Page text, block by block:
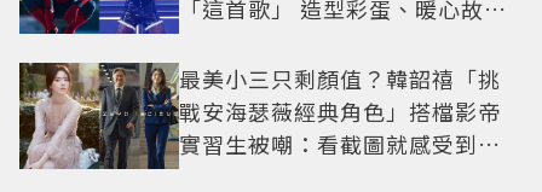
「這首歌」 造型彩蛋、暖心故事
最美小三只剩顏值？韓韶禧「挑
戰安海瑟薇經典角色」搭檔影帝
實習生被嘲：看截圖就感受到演